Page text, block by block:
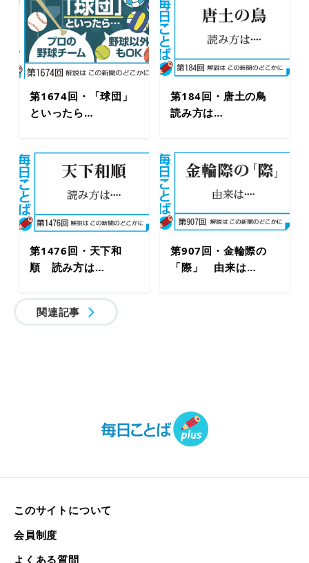
第1674回・「球団」
といったら…
第184回・唐土の鳥
読み方は…
第1476回・天下和
順 読み方は…
第907回・金輪際の
「際」 由来は…
関連記事
このサイトについて
会員制度
よくある質問